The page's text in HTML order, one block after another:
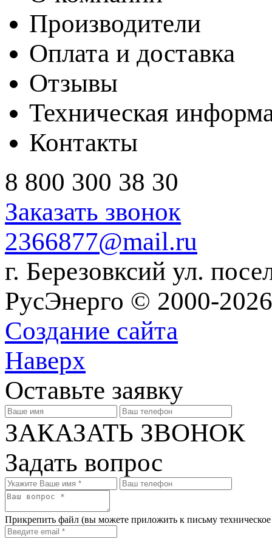
Производители
Оплата и доставка
Отзывы
Техническая
Контакты
8 800 300 38 30
Заказать звонок
2366877@mail.ru
г. Березовксий ул.
РусЭнерго © 2000-
Создание сайта
Наверх
Оставьте заявку
ЗАКАЗАТЬ ЗВОНОК
Задать вопрос
Прикрепить файл (вы можете приложить к письму